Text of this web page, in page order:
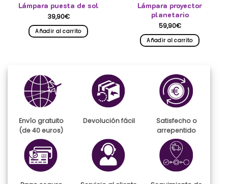
Lámpara puesta de sol
39,90€
Añadir al carrito
Lámpara proyector
planetario
59,90€
Añadir al carrito
Envío gratuito
(de 40 euros)
Devolución fácil
Satisfecho o
arrepentido